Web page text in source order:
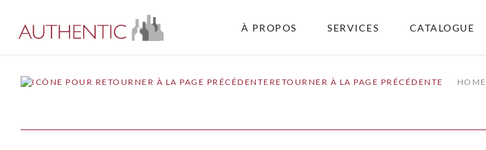
À PROPOS SERVICES CATALOGUE
RETOURNER À LA PAGE PRÉCÉDENTE HOME